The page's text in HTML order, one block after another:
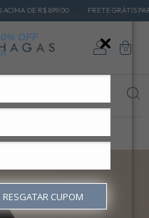
OFF
RESGATAR CUPOM
899,00 FRETE GRÁTIS PARA
0